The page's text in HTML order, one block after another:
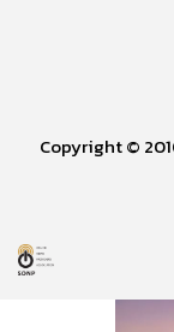
Copyright ©